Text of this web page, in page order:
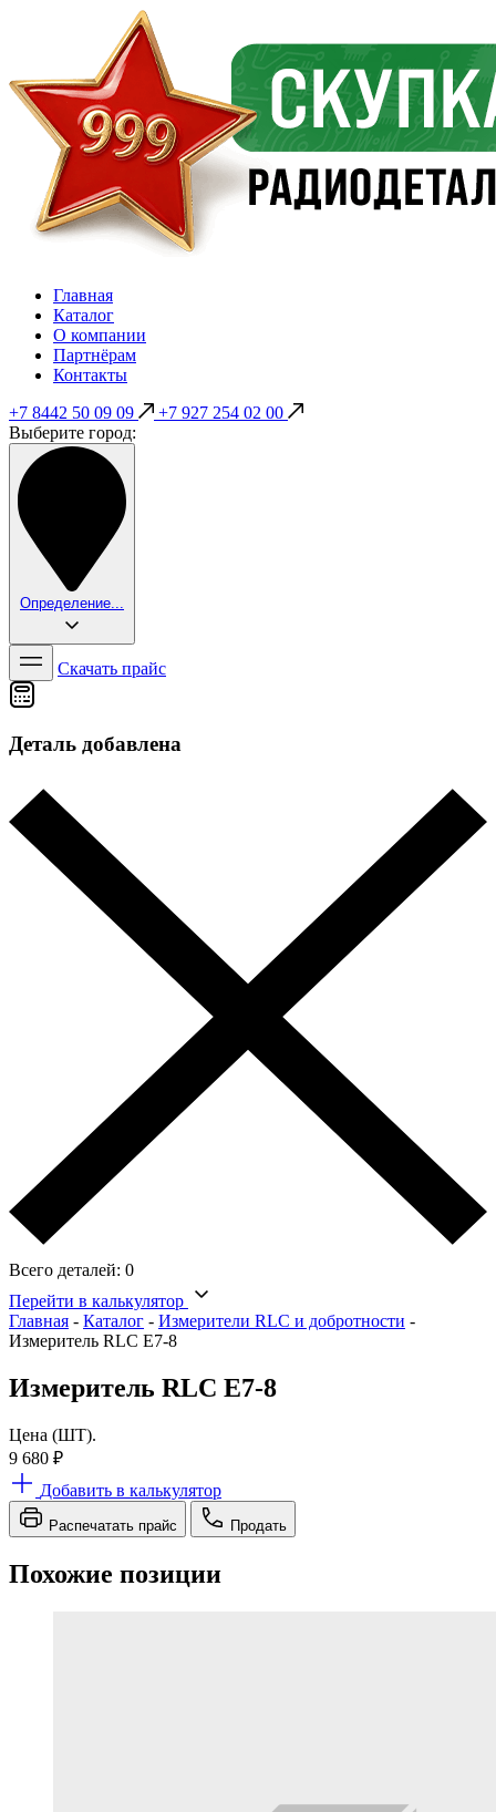
Главная
Каталог
О компании
Партнёрам
Контакты
+7 8442 50 09 09
+7 927 254 02 00
Выберите город:
Определение...
Скачать прайс
Деталь добавлена
Всего деталей: 0
Перейти в калькулятор
Главная - Каталог - Измерители RLC и добротности -
Измеритель RLC Е7-8
Измеритель RLC Е7-8
Цена (ШТ).
9 680 ₽
Добавить в калькулятор
Распечатать прайс Продать
Похожие позиции